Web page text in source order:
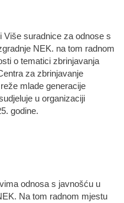
Više suradnice za odnose s
NEK. na tom radnom
o tematici zbrinjavanja
za zbrinjavanje
mlade generacije
u organizaciji
godine.
odnosa s javnošću u
Na tom radnom mjestu